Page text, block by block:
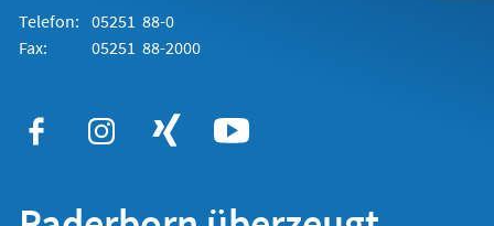
Telefon: 05251 88-0
Fax:
05251 88-2000